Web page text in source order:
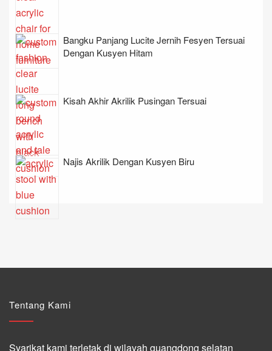
Bangku Panjang Lucite Jernih Fesyen Tersuai
Dengan Kusyen Hitam
Kisah Akhir Akrilik Pusingan Tersuai
Najis Akrilik Dengan Kusyen Biru
Tentang Kami
Syarikat kami terletak di wilayah guangdong selatan